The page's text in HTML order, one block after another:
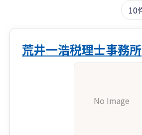
荒井一浩税理士事務所
No Image